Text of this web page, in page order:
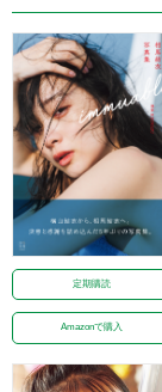
定期購読
Amazonで購入